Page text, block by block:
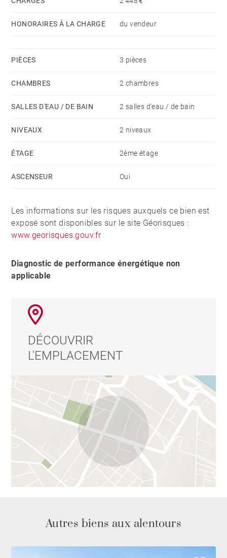
HONORAIRES À LA CHARGE du vendeur
PIÈCES 3 pièces
CHAMBRES 2 chambres
SALLES D'EAU / DE BAIN 2 salles d'eau / de bain
NIVEAUX 2 niveaux
ÉTAGE 2ème étage
ASCENSEUR Oui
Les informations sur les risques auxquels ce bien est
exposé sont disponibles sur le site Géorisques :
www.georisques.gouv.fr
Diagnostic de performance énergétique non
applicable
DÉCOUVRIR
L'EMPLACEMENT
Autres biens aux alentours